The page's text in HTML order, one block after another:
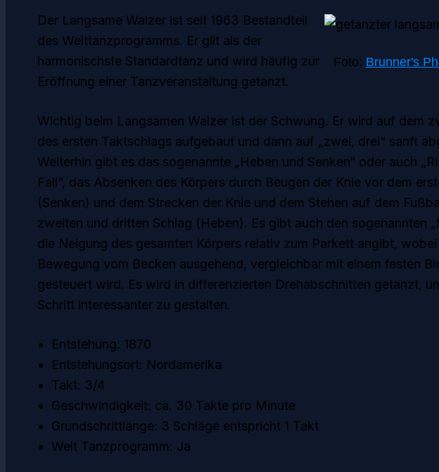
Foto: Brunner's
Der Langsame Walzer ist seit 1963 Bestandteil
des Welttanzprogramms. Er gilt als der
harmonischste Standardtanz und wird häufig zur
Eröffnung einer Tanzveranstaltung getanzt.
Wichtig beim Langsamen Walzer ist der Schwung. Er wird auf dem
des ersten Taktschlags aufgebaut und dann auf „zwei, drei“ sanft
Weiterhin gibt es das sogenannte „Heben und Senken“ oder auch
Fall“, das Absenken des Körpers durch Beugen der Knie vor dem
(Senken) und dem Strecken der Knie und dem Stehen auf dem
zweiten und dritten Schlag (Heben). Es gibt auch den sogenannten
die Neigung des gesamten Körpers relativ zum Parkett angibt,
Bewegung vom Becken ausgehend, vergleichbar mit einem festen
gesteuert wird. Es wird in differenzierten Drehabschnitten getanzt,
Schritt interessanter zu gestalten.
Entstehung: 1870
Entstehungsort: Nordamerika
Takt: 3/4
Geschwindigkeit: ca. 30 Takte pro Minute
Grundschrittlänge: 3 Schläge entspricht 1 Takt
Welt Tanzprogramm: Ja